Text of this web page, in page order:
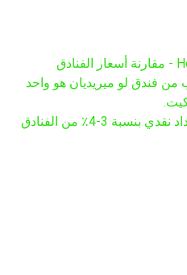
فندق لو ميريديان هو واحد
كيفية الحصول على استرداد نقدي بنسبة 3-4٪ من الفنادق